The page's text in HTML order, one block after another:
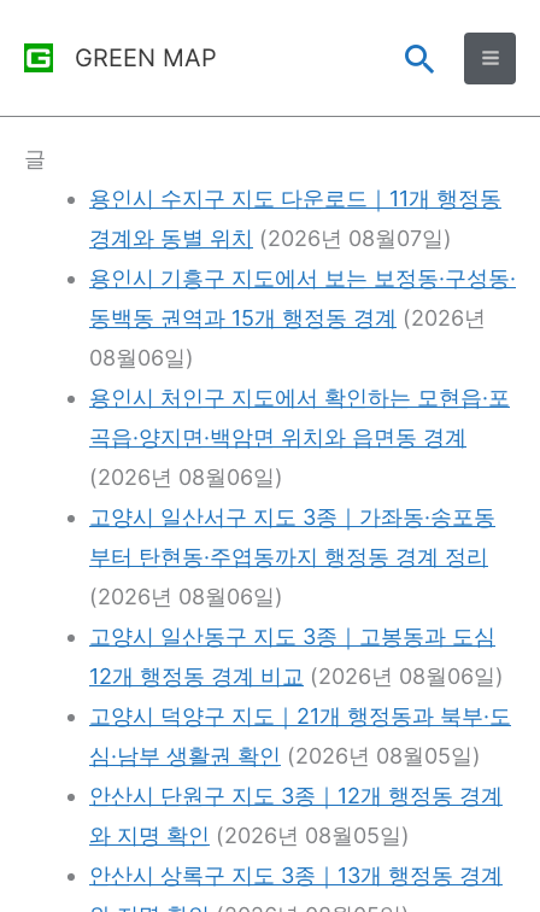
GREEN MAP
검
색
글
용인시 수지구 지도 다운로드｜11개 행정동
경계와 동별 위치 (2026년 08월07일)
용인시 기흥구 지도에서 보는 보정동·구성동·
동백동 권역과 15개 행정동 경계 (2026년
08월06일)
용인시 처인구 지도에서 확인하는 모현읍·포
곡읍·양지면·백암면 위치와 읍면동 경계
(2026년 08월06일)
고양시 일산서구 지도 3종｜가좌동·송포동
부터 탄현동·주엽동까지 행정동 경계 정리
(2026년 08월06일)
고양시 일산동구 지도 3종｜고봉동과 도심
12개 행정동 경계 비교 (2026년 08월06일)
고양시 덕양구 지도｜21개 행정동과 북부·도
심·남부 생활권 확인 (2026년 08월05일)
안산시 단원구 지도 3종｜12개 행정동 경계
와 지명 확인 (2026년 08월05일)
안산시 상록구 지도 3종｜13개 행정동 경계